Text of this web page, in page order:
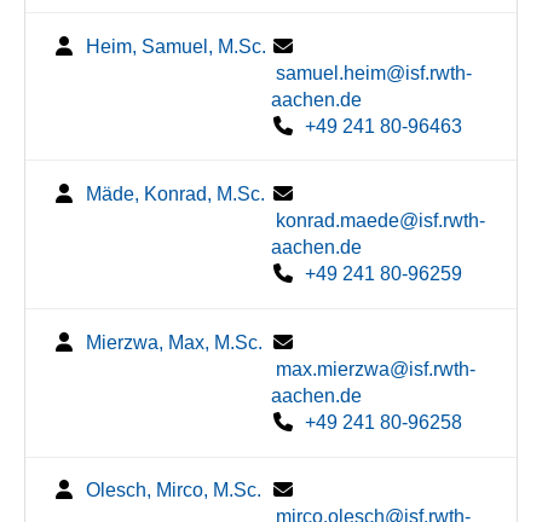
Heim, Samuel, M.Sc.
samuel.heim@isf.rwth-
aachen.de
+49 241 80-96463
Mäde, Konrad, M.Sc.
konrad.maede@isf.rwth-
aachen.de
+49 241 80-96259
Mierzwa, Max, M.Sc.
max.mierzwa@isf.rwth-
aachen.de
+49 241 80-96258
Olesch, Mirco, M.Sc.
mirco.olesch@isf.rwth-